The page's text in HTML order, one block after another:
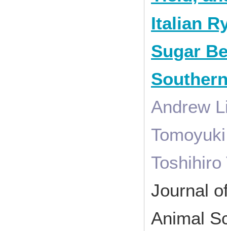
Italian
Sugar
Andrew
Toshihiro
Journal
Animal